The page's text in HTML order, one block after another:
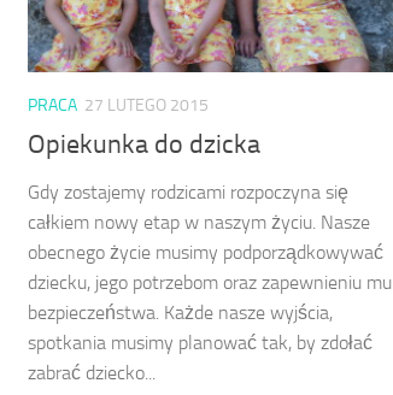
PRACA 27 LUTEGO 2015
Opiekunka do dzicka
Gdy zostajemy rodzicami rozpoczyna się
całkiem nowy etap w naszym życiu. Nasze
obecnego życie musimy podporządkowywać
dziecku, jego potrzebom oraz zapewnieniu mu
bezpieczeństwa. Każde nasze wyjścia,
spotkania musimy planować tak, by zdołać
zabrać dziecko...